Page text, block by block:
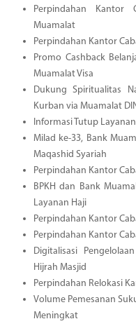
Perpindahan Kantor
Muamalat
Perpindahan Kantor
Promo Cashback
Muamalat Visa
Dukung Spiritualitas
Kurban via Muamalat
Informasi Tutup
Milad ke-33, Bank
Maqashid Syariah
Perpindahan Kantor
BPKH dan Bank
Layanan Haji
Perpindahan Kantor
Perpindahan Kantor
Digitalisasi
Hijrah Masjid
Perpindahan Relokasi
Volume Pemesanan
Meningkat